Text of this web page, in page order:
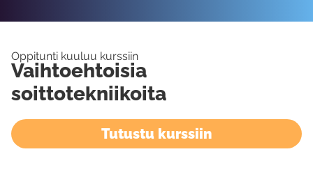
Oppitunti kuuluu kurssiin
Vaihtoehtoisia
soittotekniikoita
Tutustu kurssiin